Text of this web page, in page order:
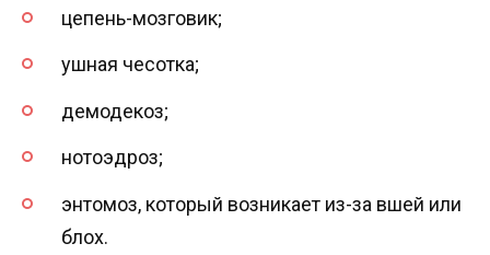
цепень-мозговик;
ушная чесотка;
демодекоз;
нотоэдроз;
энтомоз, который возникает из-за вшей или
блох.